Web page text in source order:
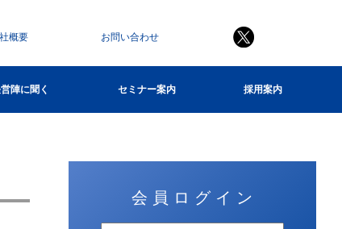
概要 お問い合わせ
陣に聞く セミナー案内 採用案内
会 員 ロ グ イ ン